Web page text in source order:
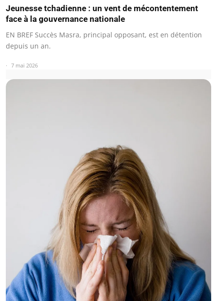
Jeunesse tchadienne : un vent de mécontentement
face à la gouvernance nationale
EN BREF Succès Masra, principal opposant, est en détention
depuis un an.
7 mai 2026